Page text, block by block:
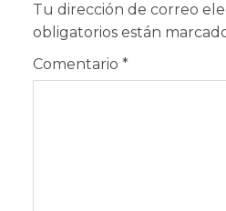
Tu dirección de correo
obligatorios están
Comentario *